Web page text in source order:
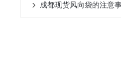
成都现货风向袋的注意